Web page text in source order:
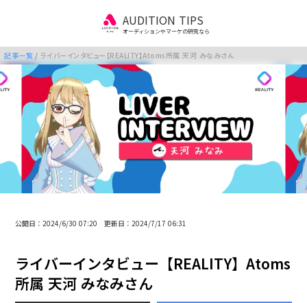
AUDITION TIPS
オーディションやマーケの研究なら
記事一覧 / ライバーインタビュー【REALITY】Atoms所属 天河 みなみさん
公開日：2024/6/30 07:20 更新日：2024/7/17 06:31
ライバーインタビュー【REALITY】Atoms
所属 天河 みなみさん